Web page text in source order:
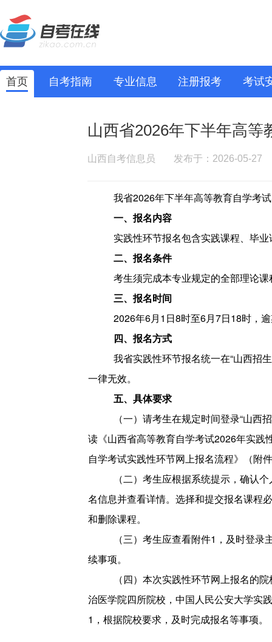
首页 自考指南 专业信息 注册报考 考试
山西省2026年下半年高
山西自考信息员 发布于：2026-05-27
我省2026年下半年高等教育自学考
一、报名内容
实践性环节报名包含实践课程、毕
二、报名条件
考生须完成本专业规定的全部理论
三、报名时间
2026年6月1日8时至6月7日18时，
四、报名方式
我省实践性环节报名统一在“山西招
一律无效。
五、具体要求
（一）请考生在规定时间登录“山西
读《山西省高等教育自学考试2026年实践
自学考试实践性环节网上报名流程》（附
（二）考生应根据系统提示，确认
名信息并查看详情。选择和提交报名课程
和删除课程。
（三）考生应查看附件1，及时登
续事项。
（四）本次实践性环节网上报名的
治医学院四所院校，中国人民公安大学实
1，根据院校要求，及时完成报名等事项。